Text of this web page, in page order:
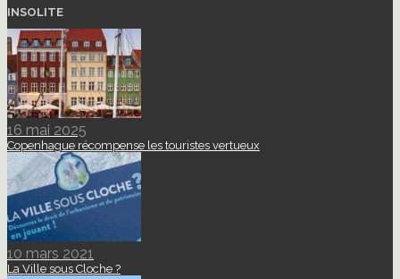
INSOLITE
16 mai 2025
Copenhague récompense les touristes vertueux
10 mars 2021
La Ville sous Cloche ?